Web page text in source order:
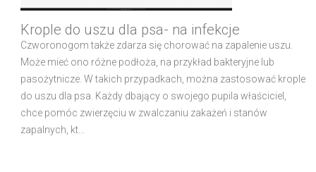
Krople do uszu dla psa- na infekcje
Czworonogom także zdarza się chorować na zapalenie uszu.
Może mieć ono różne podłoża, na przykład bakteryjne lub
pasożytnicze. W takich przypadkach, można zastosować krople
do uszu dla psa. Każdy dbający o swojego pupila właściciel,
chce pomóc zwierzęciu w zwalczaniu zakażeń i stanów
zapalnych, kt...